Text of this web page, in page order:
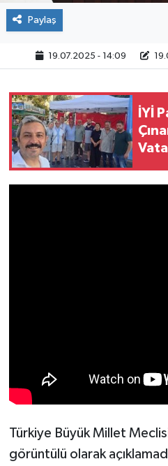
Paylaş
19.07.2025 - 14:09
İYİ
Türkiye Büyük Millet
görüntülü olarak